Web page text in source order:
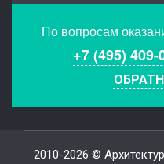
По вопросам
+7 (495) 409-
2010-2026 ©